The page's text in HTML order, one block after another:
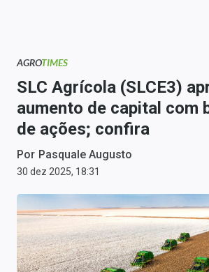
Newsletters
Money Trader
Anuncie
Últimas Notícias
Newsletters
Cotações
Comprar ou vender?
AGROTIMES
SLC Agrícola (SLCE3)
aumento de capital com
de ações; confira
Por Pasquale Augusto
30 dez 2025, 18:31